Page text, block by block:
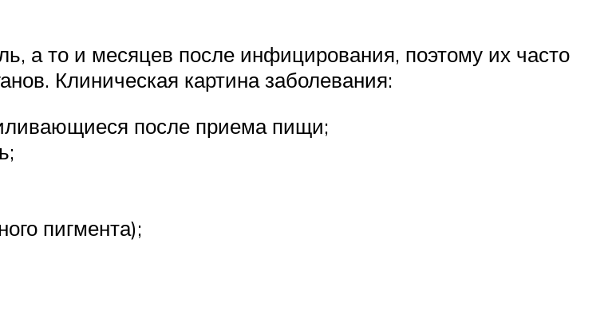
а то и месяцев после инфицирования, поэтому их часто
Клиническая картина заболевания:
после приема пищи;
пигмента);